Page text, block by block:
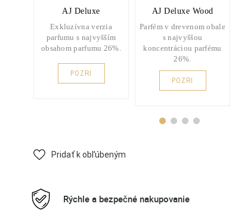
AJ Deluxe
Exkluzívna verzia
parfumu s najvyšším
obsahom parfumu 26%.
POZRI
AJ Deluxe Wood
Parfém v drevenom obale
s najvyššou
koncentráciou parfému
26%.
POZRI
Pridať k obľúbeným
Rýchle a bezpečné nakupovanie